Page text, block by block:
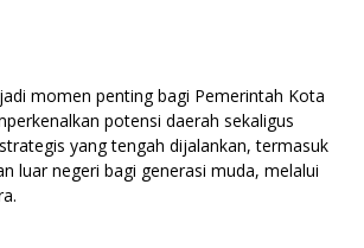
momen penting bagi Pemerintah Kota
potensi daerah sekaligus
yang tengah dijalankan, termasuk
luar negeri bagi generasi muda, melalui